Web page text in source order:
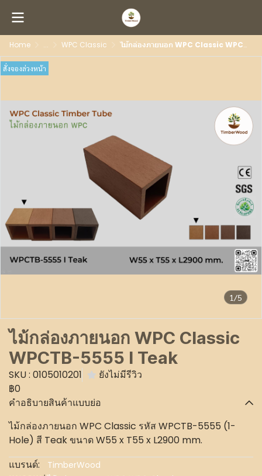
Home ... WPC Classic ไม้กล่องภายนอก WPC Classic WPCTB-5555 I Teak
1/5
สั่งจองล่วงหน้า
ไม้กล่องภายนอก WPC Classic
WPCTB-5555 I Teak
SKU : 0105010201
ยังไม่มีรีวิว
฿0
คำอธิบายสินค้าแบบย่อ
ไม้กล่องภายนอก WPC Classic รหัส WPCTB-5555 (1-
Hole) สี Teak ขนาด W55 x T55 x L2900 mm.
แบรนด์:
TimberWood